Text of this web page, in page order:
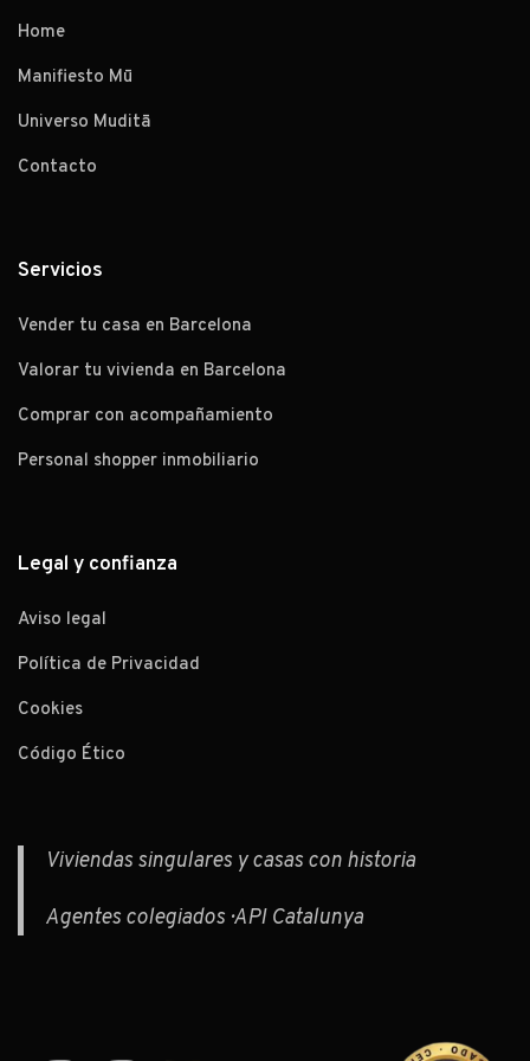
Home
Manifiesto Mū
Universo Muditā
Contacto
Servicios
Vender tu casa en Barcelona
Valorar tu vivienda en Barcelona
Comprar con acompañamiento
Personal shopper inmobiliario
Legal y confianza
Aviso legal
Política de Privacidad
Cookies
Código Ético
Viviendas singulares y casas con historia
Agentes colegiados · API Catalunya